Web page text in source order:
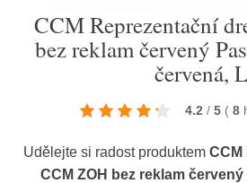
CCM Reprezentační
bez reklam červený
červená, L
4.2 / 5 ( 8
Udělejte si radost produktem CCM
CCM ZOH bez reklam